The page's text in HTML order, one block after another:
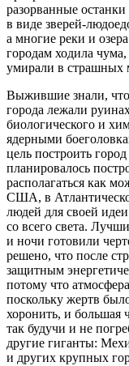
разорванные
в виде зверей-
а многие реки и
городам ходила
умирали в страшных
Выжившие знали, что
города лежали
биологического и
ядерными
цель построить
планировалось
располагаться как
США, в
людей для своей
со всего света.
и ночи готовили
решено, что после
защитным
потому что
поскольку жертв
хоронить, и большая
так будучи и не
другие гиганты:
и других крупных